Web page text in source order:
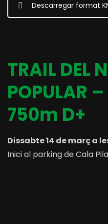
Descarregar format
TRAIL DEL
POPULAR
750m D+
Dissabte 14 de març a
Inici al parking de Cala